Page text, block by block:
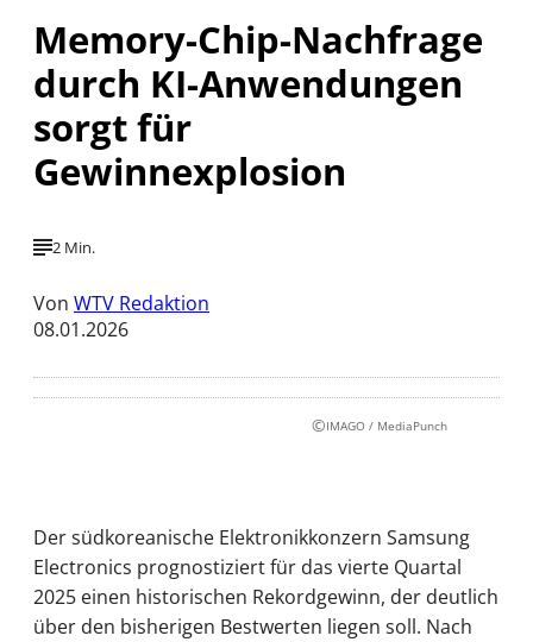
Memory-Chip-Nachfrage
durch KI-Anwendungen
sorgt für
Gewinnexplosion
2 Min.
Von WTV Redaktion
08.01.2026
©IMAGO / MediaPunch
Der südkoreanische Elektronikkonzern Samsung
Electronics prognostiziert für das vierte Quartal
2025 einen historischen Rekordgewinn, der deutlich
über den bisherigen Bestwerten liegen soll. Nach